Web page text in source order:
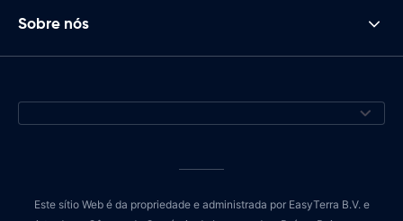
Sobre nós
Este sítio Web é da propriedade e administrada por EasyTerra B.V. e